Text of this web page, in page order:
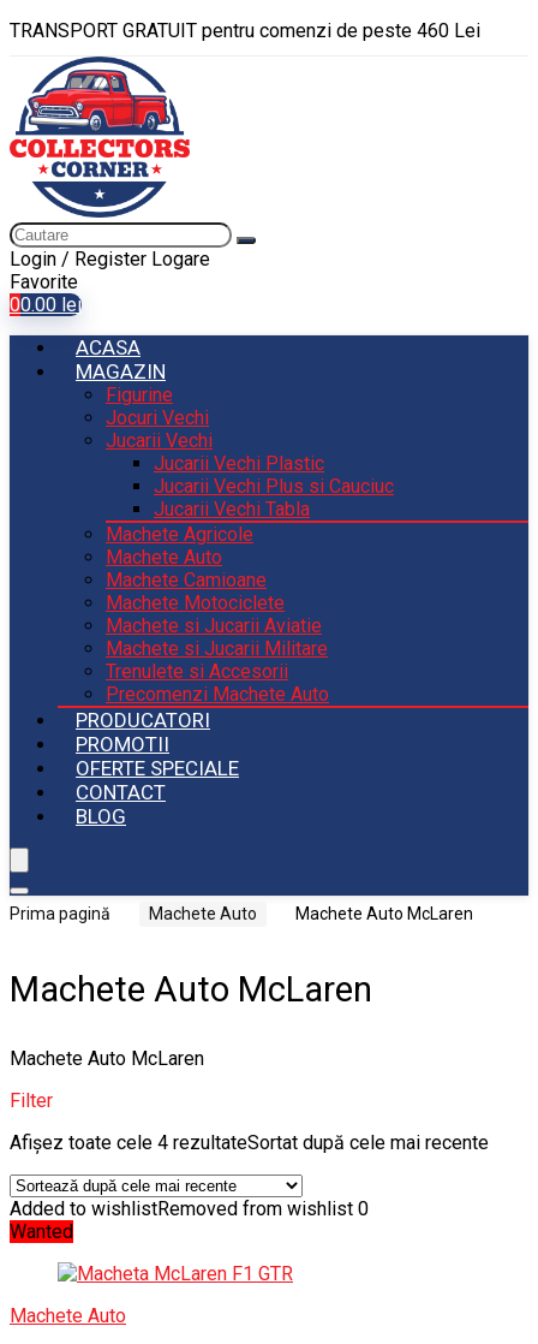
TRANSPORT GRATUIT pentru comenzi de peste 460 Lei
Login / Register Logare
Favorite
00.00 lei
ACASA
MAGAZIN
Figurine
Jocuri Vechi
Jucarii Vechi
Jucarii Vechi Plastic
Jucarii Vechi Plus si Cauciuc
Jucarii Vechi Tabla
Machete Agricole
Machete Auto
Machete Camioane
Machete Motociclete
Machete si Jucarii Aviatie
Machete si Jucarii Militare
Trenulete si Accesorii
Precomenzi Machete Auto
PRODUCATORI
PROMOTII
OFERTE SPECIALE
CONTACT
BLOG
Prima pagină Machete Auto Machete Auto McLaren
Machete Auto McLaren
Machete Auto McLaren
Filter
Afișez toate cele 4 rezultateSortat după cele mai recente
Added to wishlistRemoved from wishlist 0
Wanted
Machete Auto